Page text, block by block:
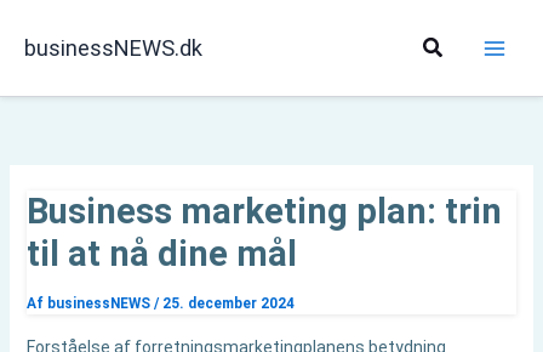
businessNEWS.dk Søg
Business marketing plan: trin
til at nå dine mål
Af businessNEWS / 25. december 2024
Forståelse af forretningsmarketingplanens betydning